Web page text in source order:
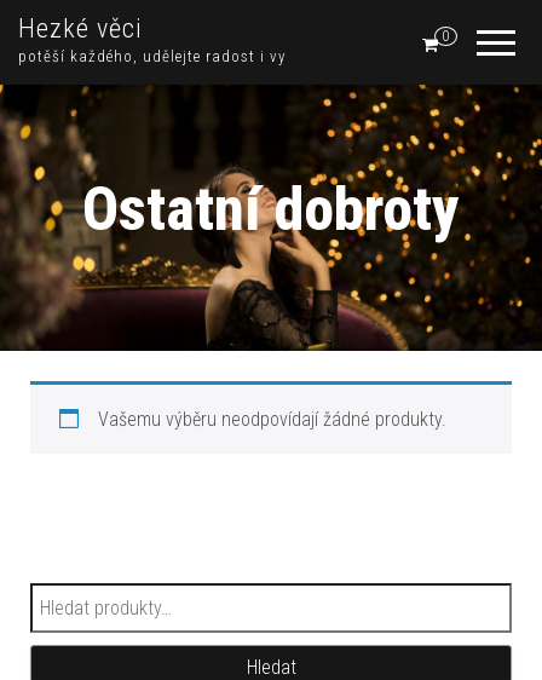
Hezké věci
potěší každého, udělejte radost i vy
0
Ostatní dobroty
Vašemu výběru neodpovídají žádné produkty.
Hledat:
Hledat